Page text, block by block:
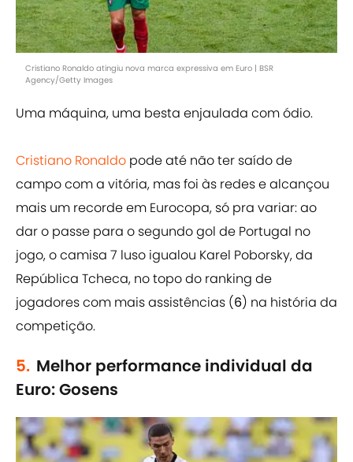
Cristiano Ronaldo atingiu nova marca expressiva em Euro | BSR
Agency/Getty Images
Uma máquina, uma besta enjaulada com ódio.
Cristiano Ronaldo pode até não ter saído de
campo com a vitória, mas foi às redes e alcançou
mais um recorde em Eurocopa, só pra variar: ao
dar o passe para o segundo gol de Portugal no
jogo, o camisa 7 luso igualou Karel Poborsky, da
República Tcheca, no topo do ranking de
jogadores com mais assistências (6) na história da
competição.
5. Melhor performance individual da
Euro: Gosens